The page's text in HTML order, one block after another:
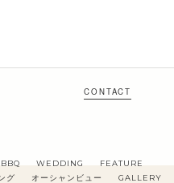
CONTACT
BBQ WEDDING
FEATURE
グ オーシャンビュー
GALLERY